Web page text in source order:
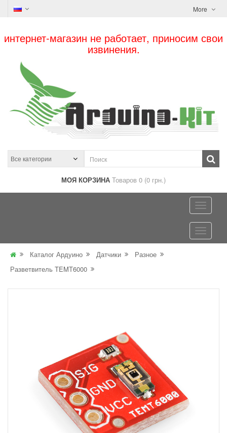
More
интернет-магазин не работает, приносим свои
извинения.
МОЯ КОРЗИНА Товаров 0 (0 грн.)
Каталог Ардуино Датчики
Разное
Разветвитель TEMT6000